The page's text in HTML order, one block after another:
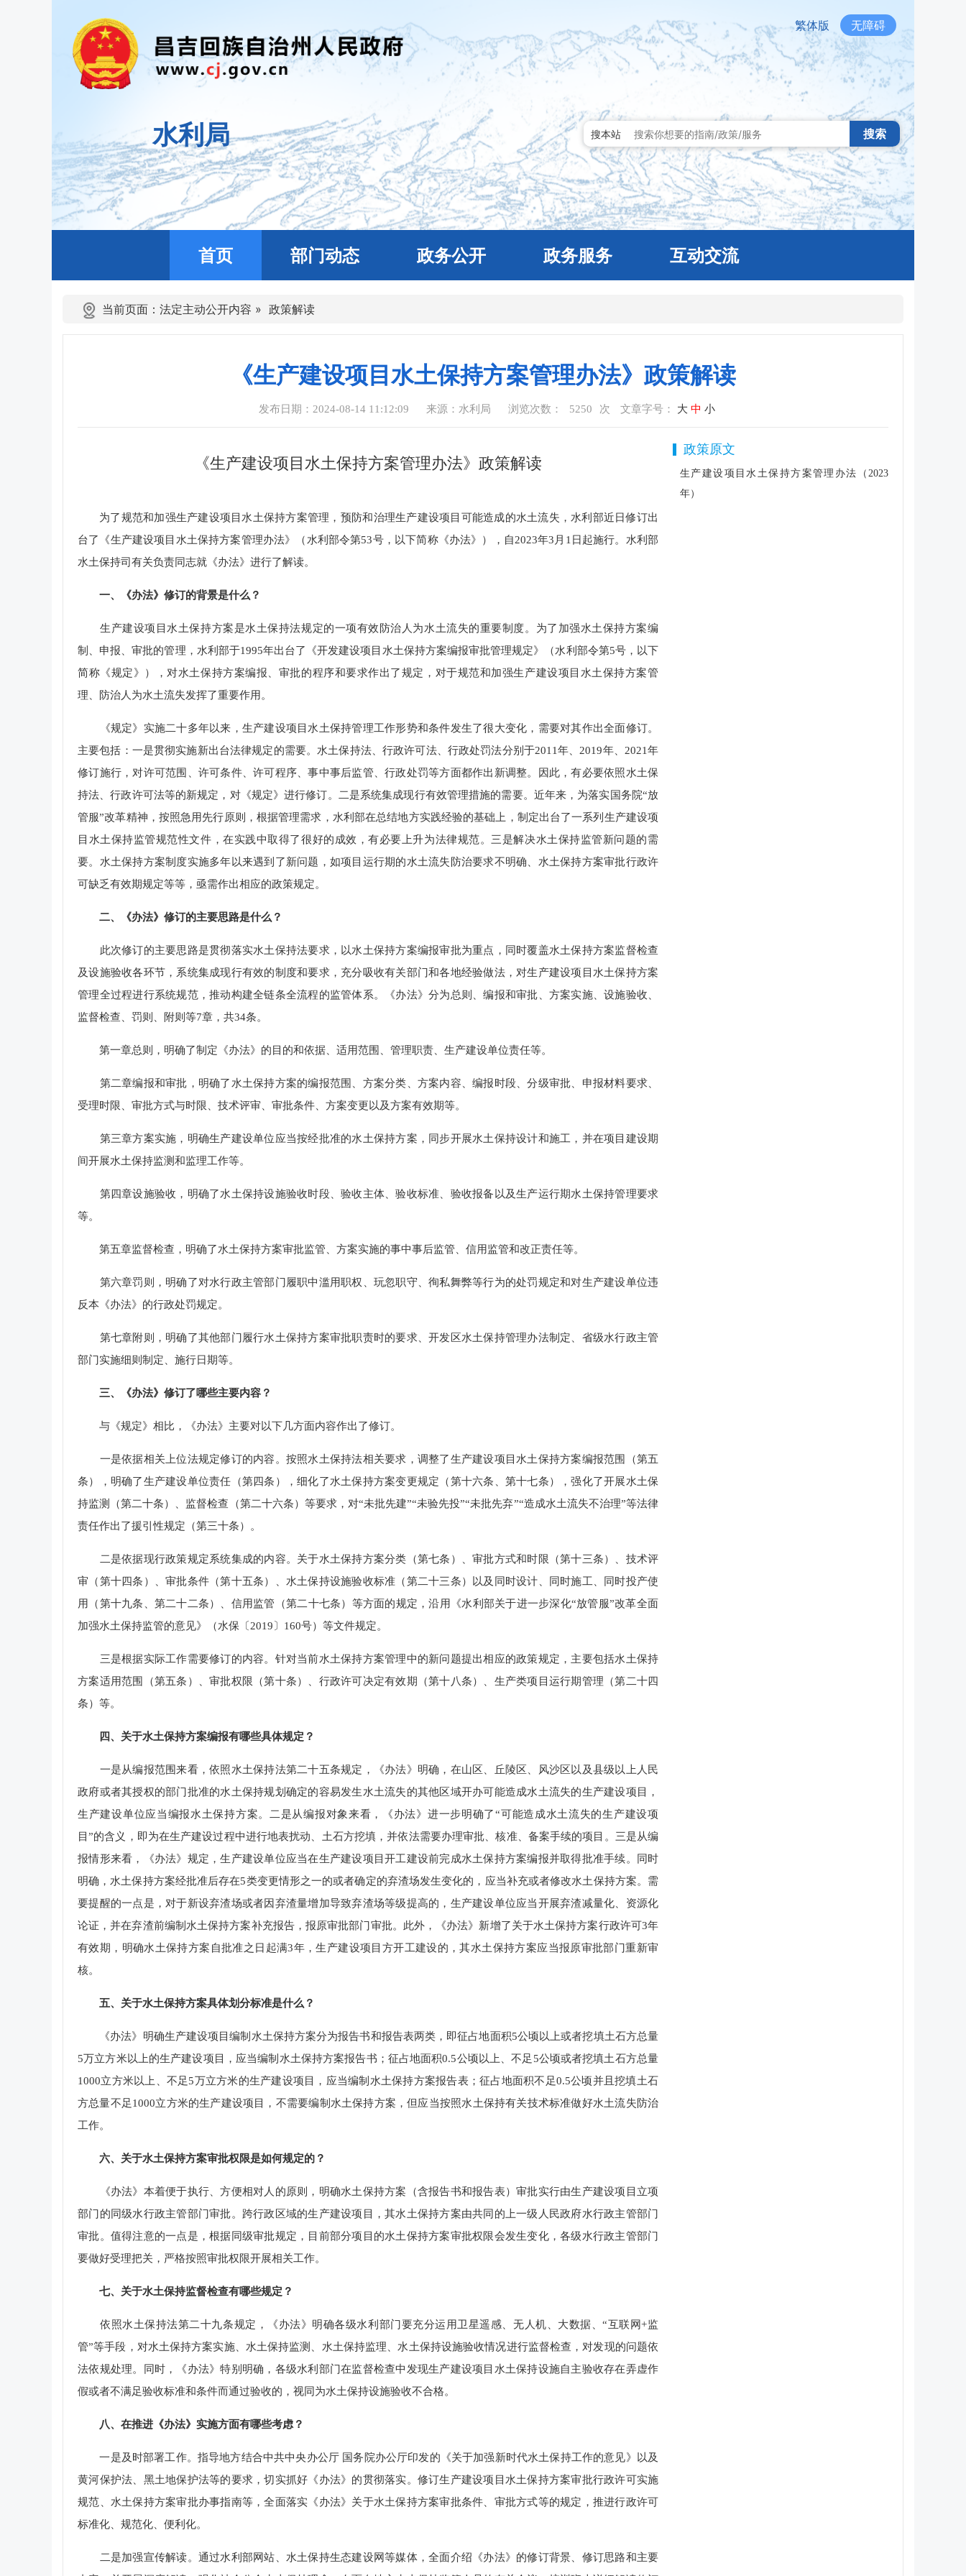
繁体版 无障碍
水利局 搜本站 搜索
首页 部门动态 政务公开 政务服务 互动交流
当前页面： 法定主动公开内容 » 政策解读
《生产建设项目水土保持方案管理办法》政策解读
发布日期：2024-08-14 11:12:09 来源：水利局 浏览次数： 5250 次 文章字号： 大 中 小
《生产建设项目水土保持方案管理办法》政策解读
为了规范和加强生产建设项目水土保持方案管理，预防和治理生产建设项目可能造成的水土流失，水利部近日修订出
台了《生产建设项目水土保持方案管理办法》（水利部令第53号，以下简称《办法》），自2023年3月1日起施行。水利部
水土保持司有关负责同志就《办法》进行了解读。
一、《办法》修订的背景是什么？
生产建设项目水土保持方案是水土保持法规定的一项有效防治人为水土流失的重要制度。为了加强水土保持方案编
制、申报、审批的管理，水利部于1995年出台了《开发建设项目水土保持方案编报审批管理规定》（水利部令第5号，以下
简称《规定》），对水土保持方案编报、审批的程序和要求作出了规定，对于规范和加强生产建设项目水土保持方案管
理、防治人为水土流失发挥了重要作用。
《规定》实施二十多年以来，生产建设项目水土保持管理工作形势和条件发生了很大变化，需要对其作出全面修订。
主要包括：一是贯彻实施新出台法律规定的需要。水土保持法、行政许可法、行政处罚法分别于2011年、2019年、2021年
修订施行，对许可范围、许可条件、许可程序、事中事后监管、行政处罚等方面都作出新调整。因此，有必要依照水土保
持法、行政许可法等的新规定，对《规定》进行修订。二是系统集成现行有效管理措施的需要。近年来，为落实国务院“放
管服”改革精神，按照急用先行原则，根据管理需求，水利部在总结地方实践经验的基础上，制定出台了一系列生产建设项
目水土保持监管规范性文件，在实践中取得了很好的成效，有必要上升为法律规范。三是解决水土保持监管新问题的需
要。水土保持方案制度实施多年以来遇到了新问题，如项目运行期的水土流失防治要求不明确、水土保持方案审批行政许
可缺乏有效期规定等等，亟需作出相应的政策规定。
二、《办法》修订的主要思路是什么？
此次修订的主要思路是贯彻落实水土保持法要求，以水土保持方案编报审批为重点，同时覆盖水土保持方案监督检查
及设施验收各环节，系统集成现行有效的制度和要求，充分吸收有关部门和各地经验做法，对生产建设项目水土保持方案
管理全过程进行系统规范，推动构建全链条全流程的监管体系。《办法》分为总则、编报和审批、方案实施、设施验收、
监督检查、罚则、附则等7章，共34条。
第一章总则，明确了制定《办法》的目的和依据、适用范围、管理职责、生产建设单位责任等。
第二章编报和审批，明确了水土保持方案的编报范围、方案分类、方案内容、编报时段、分级审批、申报材料要求、
受理时限、审批方式与时限、技术评审、审批条件、方案变更以及方案有效期等。
第三章方案实施，明确生产建设单位应当按经批准的水土保持方案，同步开展水土保持设计和施工，并在项目建设期
间开展水土保持监测和监理工作等。
第四章设施验收，明确了水土保持设施验收时段、验收主体、验收标准、验收报备以及生产运行期水土保持管理要求
等。
第五章监督检查，明确了水土保持方案审批监管、方案实施的事中事后监管、信用监管和改正责任等。
第六章罚则，明确了对水行政主管部门履职中滥用职权、玩忽职守、徇私舞弊等行为的处罚规定和对生产建设单位违
反本《办法》的行政处罚规定。
第七章附则，明确了其他部门履行水土保持方案审批职责时的要求、开发区水土保持管理办法制定、省级水行政主管
部门实施细则制定、施行日期等。
三、《办法》修订了哪些主要内容？
与《规定》相比，《办法》主要对以下几方面内容作出了修订。
一是依据相关上位法规定修订的内容。按照水土保持法相关要求，调整了生产建设项目水土保持方案编报范围（第五
条），明确了生产建设单位责任（第四条），细化了水土保持方案变更规定（第十六条、第十七条），强化了开展水土保
持监测（第二十条）、监督检查（第二十六条）等要求，对“未批先建”“未验先投”“未批先弃”“造成水土流失不治理”等法律
责任作出了援引性规定（第三十条）。
二是依据现行政策规定系统集成的内容。关于水土保持方案分类（第七条）、审批方式和时限（第十三条）、技术评
审（第十四条）、审批条件（第十五条）、水土保持设施验收标准（第二十三条）以及同时设计、同时施工、同时投产使
用（第十九条、第二十二条）、信用监管（第二十七条）等方面的规定，沿用《水利部关于进一步深化“放管服”改革全面
加强水土保持监管的意见》（水保〔2019〕160号）等文件规定。
三是根据实际工作需要修订的内容。针对当前水土保持方案管理中的新问题提出相应的政策规定，主要包括水土保持
方案适用范围（第五条）、审批权限（第十条）、行政许可决定有效期（第十八条）、生产类项目运行期管理（第二十四
条）等。
四、关于水土保持方案编报有哪些具体规定？
一是从编报范围来看，依照水土保持法第二十五条规定，《办法》明确，在山区、丘陵区、风沙区以及县级以上人民
政府或者其授权的部门批准的水土保持规划确定的容易发生水土流失的其他区域开办可能造成水土流失的生产建设项目，
生产建设单位应当编报水土保持方案。二是从编报对象来看，《办法》进一步明确了“可能造成水土流失的生产建设项
目”的含义，即为在生产建设过程中进行地表扰动、土石方挖填，并依法需要办理审批、核准、备案手续的项目。三是从编
报情形来看，《办法》规定，生产建设单位应当在生产建设项目开工建设前完成水土保持方案编报并取得批准手续。同时
明确，水土保持方案经批准后存在5类变更情形之一的或者确定的弃渣场发生变化的，应当补充或者修改水土保持方案。需
要提醒的一点是，对于新设弃渣场或者因弃渣量增加导致弃渣场等级提高的，生产建设单位应当开展弃渣减量化、资源化
论证，并在弃渣前编制水土保持方案补充报告，报原审批部门审批。此外，《办法》新增了关于水土保持方案行政许可3年
有效期，明确水土保持方案自批准之日起满3年，生产建设项目方开工建设的，其水土保持方案应当报原审批部门重新审
核。
五、关于水土保持方案具体划分标准是什么？
《办法》明确生产建设项目编制水土保持方案分为报告书和报告表两类，即征占地面积5公顷以上或者挖填土石方总量
5万立方米以上的生产建设项目，应当编制水土保持方案报告书；征占地面积0.5公顷以上、不足5公顷或者挖填土石方总量
1000立方米以上、不足5万立方米的生产建设项目，应当编制水土保持方案报告表；征占地面积不足0.5公顷并且挖填土石
方总量不足1000立方米的生产建设项目，不需要编制水土保持方案，但应当按照水土保持有关技术标准做好水土流失防治
工作。
六、关于水土保持方案审批权限是如何规定的？
《办法》本着便于执行、方便相对人的原则，明确水土保持方案（含报告书和报告表）审批实行由生产建设项目立项
部门的同级水行政主管部门审批。跨行政区域的生产建设项目，其水土保持方案由共同的上一级人民政府水行政主管部门
审批。值得注意的一点是，根据同级审批规定，目前部分项目的水土保持方案审批权限会发生变化，各级水行政主管部门
要做好受理把关，严格按照审批权限开展相关工作。
七、关于水土保持监督检查有哪些规定？
依照水土保持法第二十九条规定，《办法》明确各级水利部门要充分运用卫星遥感、无人机、大数据、“互联网+监
管”等手段，对水土保持方案实施、水土保持监测、水土保持监理、水土保持设施验收情况进行监督检查，对发现的问题依
法依规处理。同时，《办法》特别明确，各级水利部门在监督检查中发现生产建设项目水土保持设施自主验收存在弄虚作
假或者不满足验收标准和条件而通过验收的，视同为水土保持设施验收不合格。
八、在推进《办法》实施方面有哪些考虑？
一是及时部署工作。指导地方结合中共中央办公厅 国务院办公厅印发的《关于加强新时代水土保持工作的意见》以及
黄河保护法、黑土地保护法等的要求，切实抓好《办法》的贯彻落实。修订生产建设项目水土保持方案审批行政许可实施
规范、水土保持方案审批办事指南等，全面落实《办法》关于水土保持方案审批条件、审批方式等的规定，推进行政许可
标准化、规范化、便利化。
二是加强宣传解读。通过水利部网站、水土保持生态建设网等媒体，全面介绍《办法》的修订背景、修订思路和主要
政策原文
生产建设项目水土保持方案管理办法（2023
年）